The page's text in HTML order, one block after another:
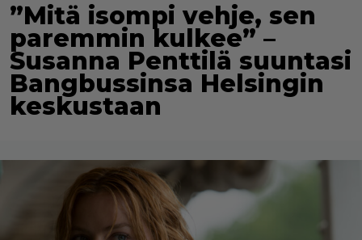
”Mitä isompi vehje, sen
paremmin kulkee” –
Susanna Penttilä suuntasi
Bangbussinsa Helsingin
keskustaan